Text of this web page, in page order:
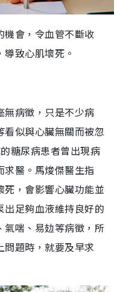
會，令血管不斷收
致心肌壞死。
無病徵，只是不少病
似與心臟無關而被忽
糖尿病患者曾出現病
求醫。馬焌傑醫生指
死，會影響心臟功能並
足夠血液維持良好的
喘、易攰等病徵，所
問題時，就要及早求